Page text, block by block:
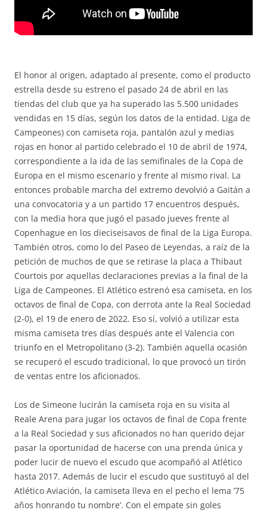
El honor al origen, adaptado al presente, como el producto
estrella desde su estreno el pasado 24 de abril en las
tiendas del club que ya ha superado las 5.500 unidades
vendidas en 15 días, según los datos de la entidad. Liga de
Campeones) con camiseta roja, pantalón azul y medias
rojas en honor al partido celebrado el 10 de abril de 1974,
correspondiente a la ida de las semifinales de la Copa de
Europa en el mismo escenario y frente al mismo rival. La
entonces probable marcha del extremo devolvió a Gaitán a
una convocatoria y a un partido 17 encuentros después,
con la media hora que jugó el pasado jueves frente al
Copenhague en los dieciseisavos de final de la Liga Europa.
También otros, como lo del Paseo de Leyendas, a raíz de la
petición de muchos de que se retirase la placa a Thibaut
Courtois por aquellas declaraciones previas a la final de la
Liga de Campeones. El Atlético estrenó esa camiseta, en los
octavos de final de Copa, con derrota ante la Real Sociedad
(2-0), el 19 de enero de 2022. Eso sí, volvió a utilizar esta
misma camiseta tres días después ante el Valencia con
triunfo en el Metropolitano (3-2). También aquella ocasión
se recuperó el escudo tradicional, lo que provocó un tirón
de ventas entre los aficionados.
Los de Simeone lucirán la camiseta roja en su visita al
Reale Arena para jugar los octavos de final de Copa frente
a la Real Sociedad y sus aficionados no han querido dejar
pasar la oportunidad de hacerse con una prenda única y
poder lucir de nuevo el escudo que acompañó al Atlético
hasta 2017. Además de lucir el escudo que sustituyó al del
Atlético Aviación, la camiseta lleva en el pecho el lema ’75
años honrando tu nombre’. Con el empate sin goles